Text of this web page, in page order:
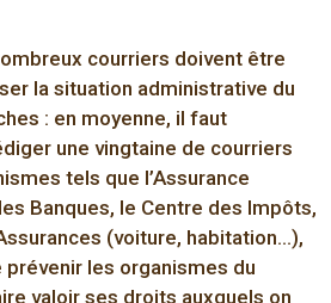
courriers doivent être
la situation administrative du
: en moyenne, il faut
une vingtaine de courriers
tels que l’Assurance
Banques, le Centre des Impôts,
(voiture, habitation…),
les organismes du
valoir ses droits auxquels on